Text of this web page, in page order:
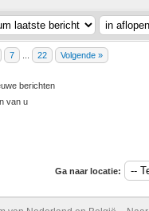
7 22 Volgende »
berichten
van u
Ga naar locatie: